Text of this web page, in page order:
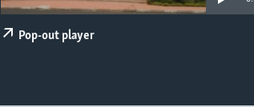
Pop-out player